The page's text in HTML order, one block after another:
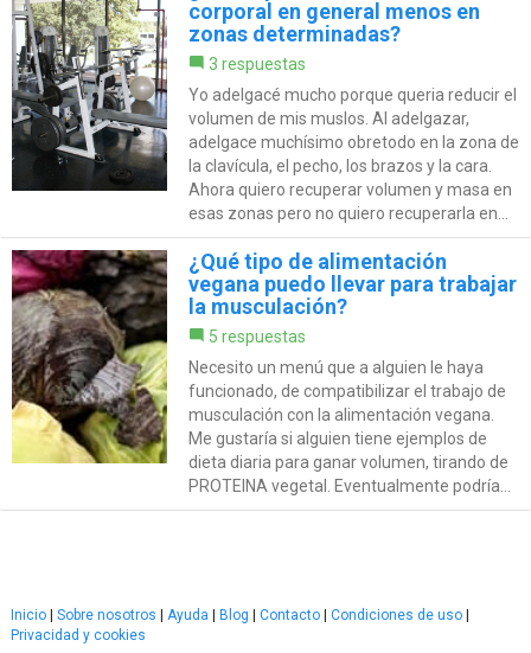
corporal en general menos en
zonas determinadas?
3 respuestas
Yo adelgacé mucho porque queria reducir el
volumen de mis muslos. Al adelgazar,
adelgace muchísimo obretodo en la zona de
la clavícula, el pecho, los brazos y la cara.
Ahora quiero recuperar volumen y masa en
esas zonas pero no quiero recuperarla en...
¿Qué tipo de alimentación
vegana puedo llevar para trabajar
la musculación?
5 respuestas
Necesito un menú que a alguien le haya
funcionado, de compatibilizar el trabajo de
musculación con la alimentación vegana.
Me gustaría si alguien tiene ejemplos de
dieta diaria para ganar volumen, tirando de
PROTEINA vegetal. Eventualmente podría...
Inicio | Sobre nosotros | Ayuda | Blog | Contacto | Condiciones de uso |
Privacidad y cookies